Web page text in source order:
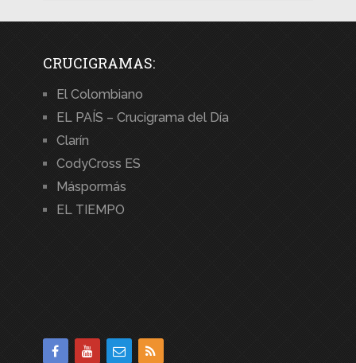
CRUCIGRAMAS:
El Colombiano
EL PAÍS – Crucigrama del Día
Clarín
CodyCross ES
Máspormás
EL TIEMPO